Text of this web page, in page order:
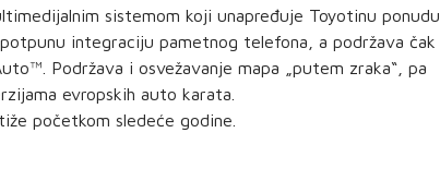
sistemom koji unapređuje Toyotinu ponudu
integraciju pametnog telefona, a podržava čak
Podržava i osvežavanje mapa „putem zraka“, pa
evropskih auto karata.
početkom sledeće godine.